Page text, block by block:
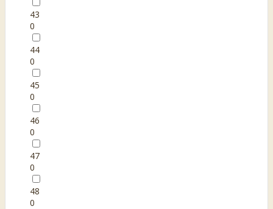
43
0
44
0
45
0
46
0
47
0
48
0